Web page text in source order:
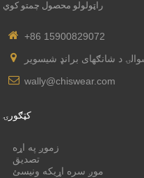
راټولولو محصول چمتو کوي
+86 15900829072
wally@chiswear.com
کټګورۍ
زموږ په اړه
تصدیق
موږ سره اړیکه ونیسئ